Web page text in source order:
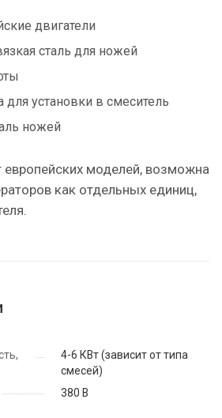
двигатели
сталь для ножей
для установки в смеситель
ножей
европейских моделей, возможна
как отдельных единиц,
4-6 КВт (зависит от типа
смесей)
380 В